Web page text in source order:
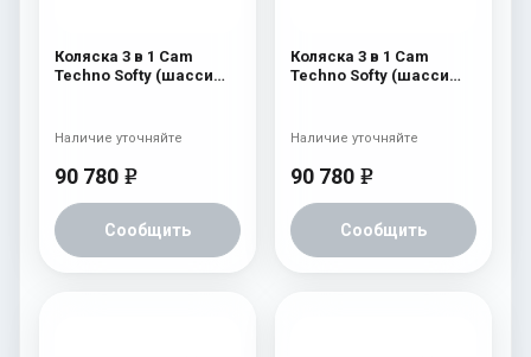
Коляска 3 в 1 Cam
Techno Softy (шасси
90 780 e
Сообщить
Наличие уточняйте
Коляска 3 в 1 Cam
Techno Softy (шасси
90 780 e
Сообщить
Наличие уточняйте